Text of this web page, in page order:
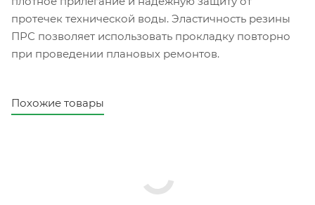
протечек технической воды. Эластичность резины
ПРС позволяет использовать прокладку повторно
при проведении плановых ремонтов.
Похожие товары